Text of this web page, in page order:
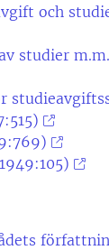
och
studier